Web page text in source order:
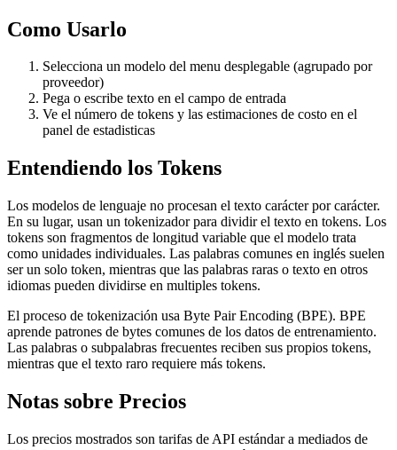
Como Usarlo
Selecciona un modelo del menu desplegable (agrupado por
proveedor)
Pega o escribe texto en el campo de entrada
Ve el número de tokens y las estimaciones de costo en el
panel de estadisticas
Entendiendo los Tokens
Los modelos de lenguaje no procesan el texto carácter por carácter.
En su lugar, usan un tokenizador para dividir el texto en tokens. Los
tokens son fragmentos de longitud variable que el modelo trata
como unidades individuales. Las palabras comunes en inglés suelen
ser un solo token, mientras que las palabras raras o texto en otros
idiomas pueden dividirse en multiples tokens.
El proceso de tokenización usa Byte Pair Encoding (BPE). BPE
aprende patrones de bytes comunes de los datos de entrenamiento.
Las palabras o subpalabras frecuentes reciben sus propios tokens,
mientras que el texto raro requiere más tokens.
Notas sobre Precios
Los precios mostrados son tarifas de API estándar a mediados de